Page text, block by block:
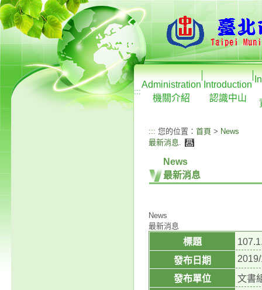
:::
Administration
機關介紹
Introduction
認識中山
::: 您的位置： 首頁 > News
最新消息.
News
最新消息
News
最新消息
標題
發布日期
發布單位
文書